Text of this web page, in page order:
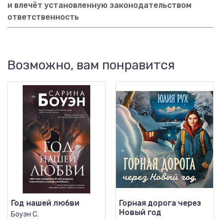
и влечёт установленную законодательством
ответственность
Возможно, вам понравится
Год нашей любви
Боуэн С.
Горная дорога через
Новый год